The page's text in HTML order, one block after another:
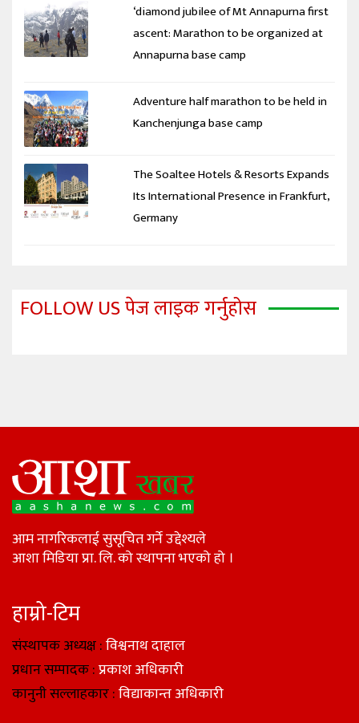
‘diamond jubilee of Mt Annapurna first
ascent: Marathon to be organized at
Annapurna base camp
Adventure half marathon to be held in
Kanchenjunga base camp
The Soaltee Hotels & Resorts Expands
Its International Presence in Frankfurt,
Germany
FOLLOW US पेज लाइक गर्नुहोस
आम नागरिकलाई सुसूचित गर्ने उद्देश्यले
आशा मिडिया प्रा. लि. को स्थापना भएको हो ।
हाम्रो-टिम
संस्थापक अध्यक्ष :विश्वनाथ दाहाल
प्रधान सम्पादक :प्रकाश अधिकारी
कानुनी सल्लाहकार :विद्याकान्त अधिकारी